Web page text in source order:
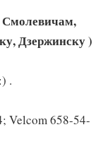
Смолевичам,
Дзержинску )
.
Velcom 658-54-